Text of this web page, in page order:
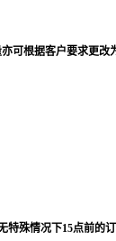
可根据客户要求更改
殊情况下15点前的